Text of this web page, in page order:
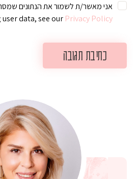
data, see our Privacy Policy